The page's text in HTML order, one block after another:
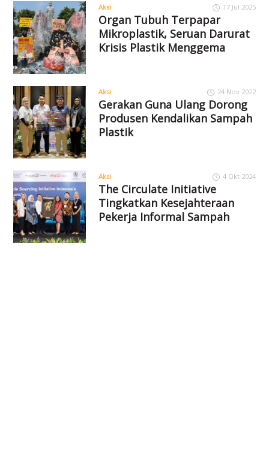
Aksi 17 Jul 2025
Organ Tubuh Terpapar
Mikroplastik, Seruan Darurat
Krisis Plastik Menggema
Aksi 24 Nov 2022
Gerakan Guna Ulang Dorong
Produsen Kendalikan Sampah
Plastik
Aksi 4 Okt 2024
The Circulate Initiative
Tingkatkan Kesejahteraan
Pekerja Informal Sampah